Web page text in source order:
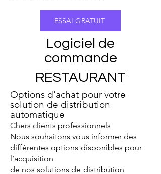
ESSAI GRATUIT
Logiciel de
commande
RESTAURANT
Options d’achat pour votre
solution de distribution
automatique
Chers clients professionnels
Nous souhaitons vous informer des
différentes options disponibles pour
l’acquisition
de nos solutions de distribution